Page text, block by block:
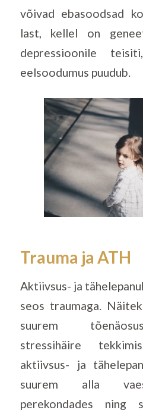
võivad ebasoodsad
last, kellel on
depressioonile
eelsoodumus puudub.
Trauma ja ATH
Aktiivsus- ja
seos traumaga.
suurem
stressihäire
aktiivsus- ja
suurem alla
perekondades ning